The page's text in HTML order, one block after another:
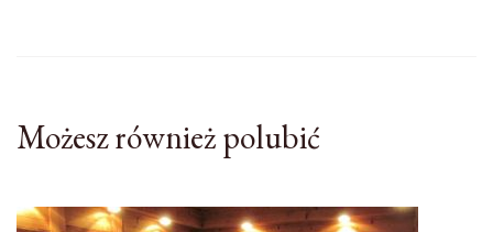
Możesz również polubić